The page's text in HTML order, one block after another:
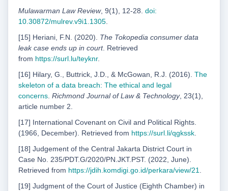
Mulawarman Law Review, 9(1), 12-28. doi:
10.30872/mulrev.v9i1.1305.
[15] Heriani, F.N. (2020). The Tokopedia consumer data
leak case ends up in court. Retrieved
from https://surl.lu/teyknr.
[16] Hilary, G., Buttrick, J.D., & McGowan, R.J. (2016). The
skeleton of a data breach: The ethical and legal
concerns. Richmond Journal of Law & Technology, 23(1),
article number 2.
[17] International Covenant on Civil and Political Rights.
(1966, December). Retrieved from https://surl.li/qgkssk.
[18] Judgement of the Central Jakarta District Court in
Case No. 235/PDT.G/2020/PN.JKT.PST. (2022, June).
Retrieved from https://jdih.komdigi.go.id/perkara/view/21.
[19] Judgment of the Court of Justice (Eighth Chamber) in